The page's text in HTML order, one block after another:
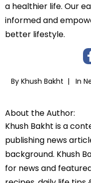
a healthier life. Our
informed and
better lifestyle.
By Khush Bakht | In
About the Author:
Khush Bakht is a
publishing news
background. Khush
for news and